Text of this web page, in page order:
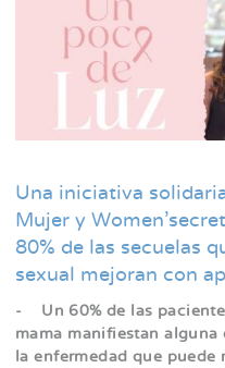
navegación
Una iniciativa
Mujer y
80% de las secuelas
sexual mejoran con
- Un 60% de las
mama manifiestan
la enfermedad que puede